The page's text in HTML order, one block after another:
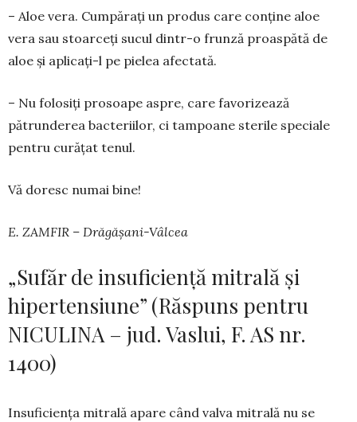
– Aloe vera. Cumpărați un pro­dus care conține aloe
vera sau stoar­ceți sucul dintr-o frun­ză proas­pătă de
aloe și aplicați-l pe pielea afectată.
– Nu folosiți prosoape as­pre, care favorizează
pătrunderea bacte­riilor, ci tampoane sterile speciale
pen­tru curățat tenul.
Vă doresc numai bine!
E. ZAMFIR – Drăgășani-Vâlcea
„Sufăr de insuficiență mitrală și
hipertensiune” (Răspuns pentru
NICULINA – jud. Vaslui, F. AS nr.
1400)
Insuficiența mitrală apare când valva mitrală nu se